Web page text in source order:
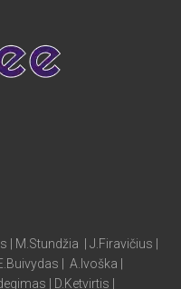
| M.Stundžia | J.Firavičius |
| A.Ivoška |
| D.Ketvirtis |